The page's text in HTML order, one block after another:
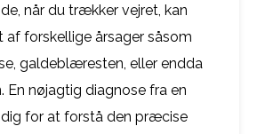
når du trækker vejret, kan
forskellige årsager såsom
galdeblæresten, eller endda
En nøjagtig diagnose fra en
for at forstå den præcise